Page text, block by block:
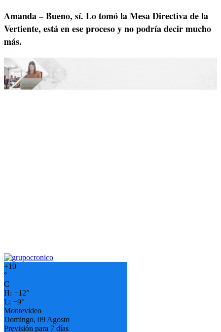
Amanda – Bueno, sí. Lo tomó la Mesa Directiva de la
Vertiente, está en ese proceso y no podría decir mucho
más.
+10
°
C
H: +12°
L: +9°
Montevideo
Domingo, 09 Agosto
Previsión para 7 días